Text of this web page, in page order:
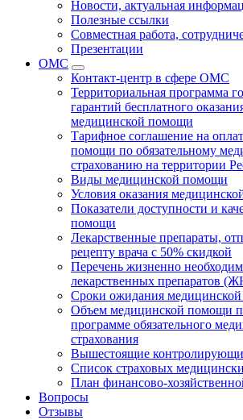
Новости, актуальная
Полезные ссылки
Совместная работа,
Презентации
ОМС
Контакт-центр в сфере ОМС
Территориальная программа
гарантий бесплатного
медицинской помощи
Тарифное соглашение на
помощи по обязательному
страхованию на территории
Виды медицинской помощи
Условия оказания
Показатели доступности и
помощи
Лекарственные препараты,
рецепту врача с 50% скидкой
Перечень жизненно
лекарственных препаратов
Сроки ожидания
Объем медицинской помощи
программе обязательного
страхования
Вышестоящие
Список страховых
План финансово-
Вопросы
Отзывы